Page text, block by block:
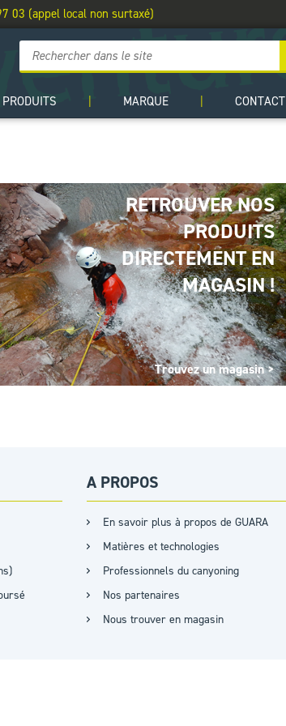
03 (appel local non surtaxé)
PRODUITS MARQUE CONTACT
RETROUVER NOS
PRODUITS
DIRECTEMENT EN
MAGASIN !
Trouvez un magasin >
A PROPOS
En savoir plus à propos de GUARA
Matières et technologies
Professionnels du canyoning
Nos partenaires
Nous trouver en magasin